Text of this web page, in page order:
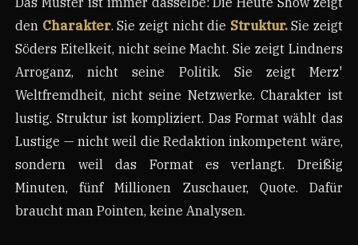
den Charakter. Sie zeigt nicht die Struktur.Sie zeigt
Söders Eitelkeit, nicht seine Macht. Sie zeigt Lindners
Arroganz, nicht seine Politik. Sie zeigt Merz'
Weltfremdheit, nicht seine Netzwerke. Charakter ist
lustig. Struktur ist kompliziert. Das Format wählt das
Lustige — nicht weil die Redaktion inkompetent wäre,
sondern weil das Format es verlangt. Dreißig
Minuten, fünf Millionen Zuschauer, Quote. Dafür
braucht man Pointen, keine Analysen.